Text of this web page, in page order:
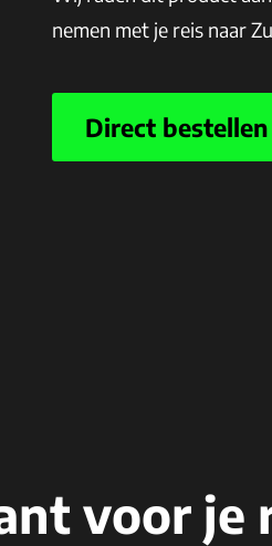
nemen met je reis naar
Direct bestellen
voor je